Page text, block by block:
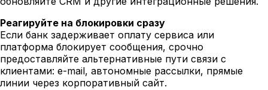
Реагируйте на блокировки сразу
Если банк задерживает оплату сервиса или
платформа блокирует сообщения, срочно
предоставляйте альтернативные пути связи с
клиентами: e-mail, автономные рассылки, прямые
линии через корпоративный сайт.